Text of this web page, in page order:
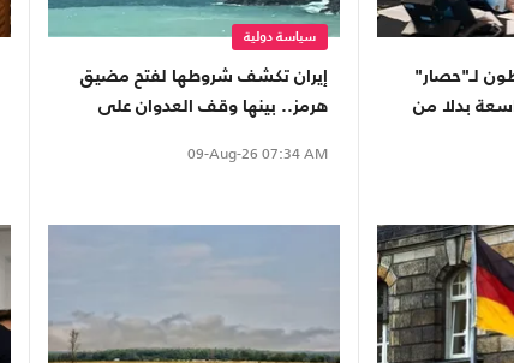
لـ"حصار"
بدلا من
سياسة دولية
إيران تكشف شروطها لفتح مضيق
هرمز.. بينها وقف العدوان على
09-Aug-26 07:34 AM